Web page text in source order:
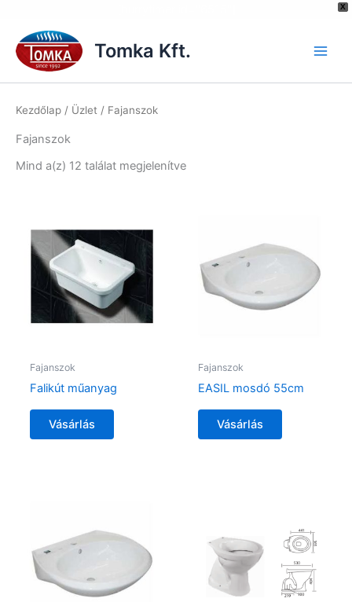
X
content
Tomka Kft.
Kezdőlap / Üzlet / Fajanszok
Fajanszok
Mind a(z) 12 találat megjelenítve
Fajanszok
Falikút műanyag
Vásárlás
Fajanszok
EASIL mosdó 55cm
Vásárlás